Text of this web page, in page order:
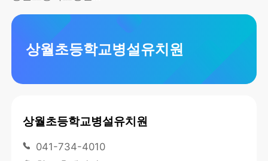
블로그
상월초등학교병설유치원
상월초등학교병설유치원
041-734-4010